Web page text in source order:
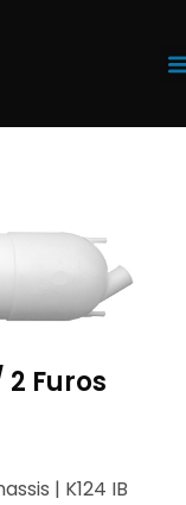
Furos
| K124 IB